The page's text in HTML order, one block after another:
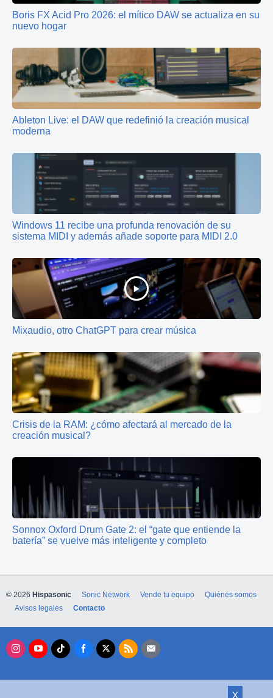
Boris FX Acid Pro 2026: el mítico DAW se actualiza en su
nuevo hogar
Ableton Live: el DAW que redefinió la creación musical
moderna
Windows 11 recibe una profunda renovación de su
sistema MIDI y además añade soporte para MIDI 2.0
Mixaudio, otro ChatGPT para crear música
Crisis de la RAM: ¿cómo afectará al mercado de la
creación musical?
Sonnox Oxford Drum Gate 2: el “gate que entiende la
batería” se vuelve más inteligente y completo
X
© 2026 Hispasonic Sonic Network Vende tu equipo
Quiénes somos
Avisos legales
Contacto